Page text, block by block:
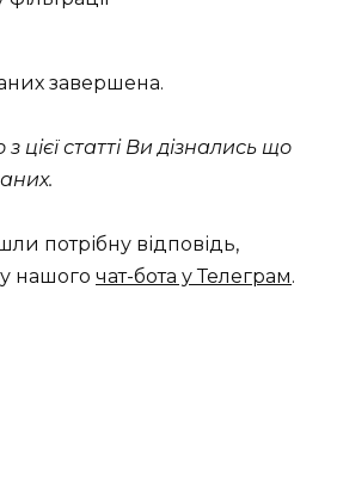
завершена.
цієї статті Ви дізнались що
потрібну відповідь,
нашого чат-бота у Телеграм.